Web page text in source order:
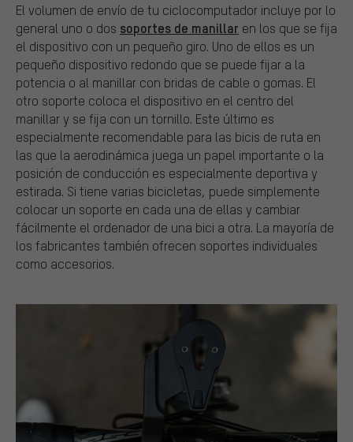
El volumen de envío de tu ciclocomputador incluye por lo
general uno o dos soportes de manillar en los que se fija
el dispositivo con un pequeño giro. Uno de ellos es un
pequeño dispositivo redondo que se puede fijar a la
potencia o al manillar con bridas de cable o gomas. El
otro soporte coloca el dispositivo en el centro del
manillar y se fija con un tornillo. Este último es
especialmente recomendable para las bicis de ruta en
las que la aerodinámica juega un papel importante o la
posición de conducción es especialmente deportiva y
estirada. Si tiene varias bicicletas, puede simplemente
colocar un soporte en cada una de ellas y cambiar
fácilmente el ordenador de una bici a otra. La mayoría de
los fabricantes también ofrecen soportes individuales
como accesorios.